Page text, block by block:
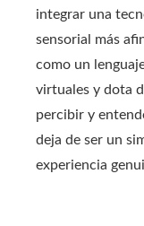
integrar una
sensorial más
como un
virtuales y dota
percibir y
deja de ser un
experiencia